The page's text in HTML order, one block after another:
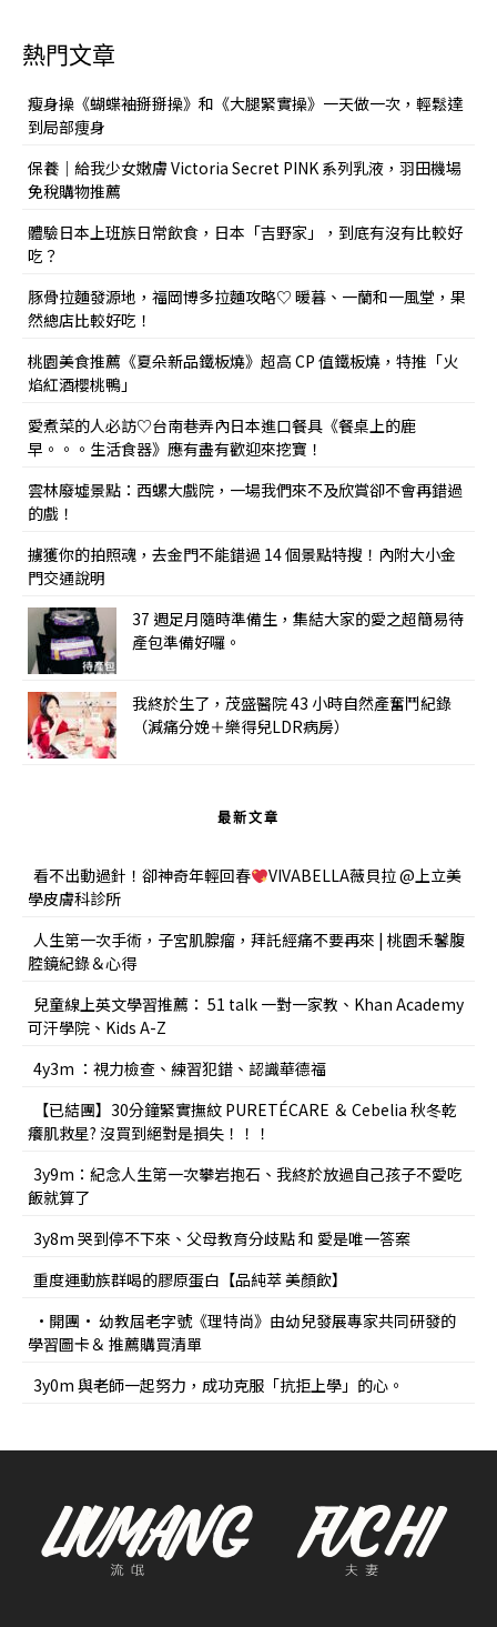
熱門文章
瘦身操《蝴蝶袖掰掰操》和《大腿緊實操》一天做一次，輕鬆達
到局部痩身
保養｜給我少女嫩膚 Victoria Secret PINK 系列乳液，羽田機場
免稅購物推薦
體驗日本上班族日常飲食，日本「吉野家」，到底有沒有比較好
吃？
豚骨拉麵發源地，福岡博多拉麵攻略♡ 暖暮、一蘭和一風堂，果
然總店比較好吃！
桃園美食推薦《夏朵新品鐵板燒》超高 CP 值鐵板燒，特推「火
焰紅酒櫻桃鴨」
愛煮菜的人必訪♡台南巷弄內日本進口餐具《餐桌上的鹿
早。。。生活食器》應有盡有歡迎來挖寶！
雲林廢墟景點：西螺大戲院，一場我們來不及欣賞卻不會再錯過
的戲！
擄獲你的拍照魂，去金門不能錯過 14 個景點特搜！內附大小金
門交通說明
37 週足月隨時準備生，集結大家的愛之超簡易待
產包準備好囉。
我終於生了，茂盛醫院 43 小時自然產奮鬥紀錄
（減痛分娩＋樂得兒LDR病房）
最新文章
看不出動過針！卻神奇年輕回春
VIVABELLA薇貝拉 @上立美
學皮膚科診所
人生第一次手術，子宮肌腺瘤，拜託經痛不要再來 | 桃園禾馨腹
腔鏡紀錄＆心得
兒童線上英文學習推薦： 51 talk 一對一家教、Khan Academy
可汗學院、Kids A-Z
4y3m ：視力檢查、練習犯錯、認識華德福
【已結團】30分鐘緊實撫紋 PURETÉCARE ＆ Cebelia 秋冬乾
癢肌救星? 沒買到絕對是損失！！！
3y9m：紀念人生第一次攀岩抱石、我終於放過自己孩子不愛吃
飯就算了
3y8m 哭到停不下來、父母教育分歧點 和 愛是唯一答案
重度運動族群喝的膠原蛋白【品純萃 美顏飲】
•開團• 幼教屆老字號《理特尚》由幼兒發展專家共同研發的
學習圖卡＆ 推薦購買清單
3y0m 與老師一起努力，成功克服「抗拒上學」的心。